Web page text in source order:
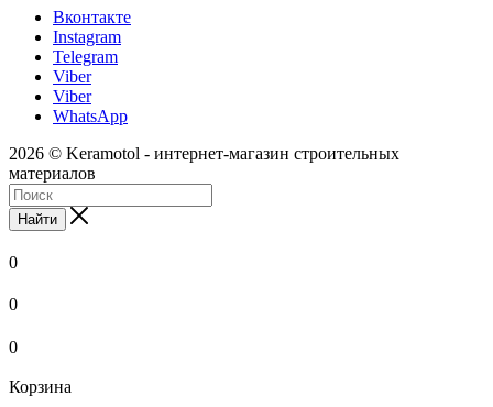
Вконтакте
Instagram
Telegram
Viber
Viber
WhatsApp
2026 © Keramotol - интернет-магазин строительных
материалов
Найти
0
0
0
Корзина